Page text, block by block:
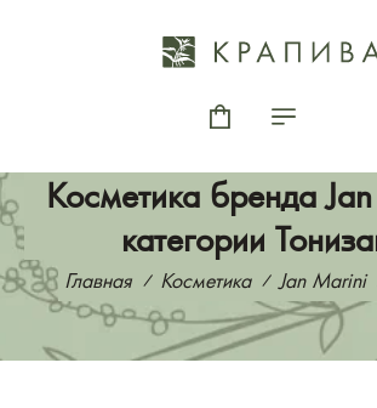
Косметика бренда
категории
Главная Косметика Jan Marini